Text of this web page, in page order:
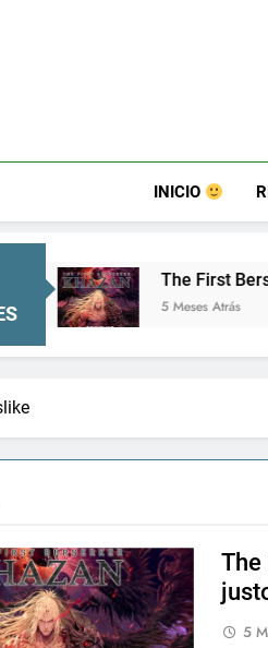
INICIO
First Berserker: Khazan – Un
Atrás
The
5